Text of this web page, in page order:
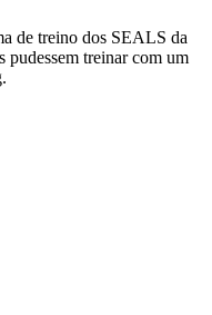
de treino dos SEALS da
pudessem treinar com um